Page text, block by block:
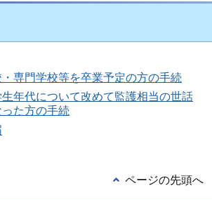
専門学校等を卒業予定の方の手続
年代について改めて監護相当の世話
た方の手続
ページの先頭へ